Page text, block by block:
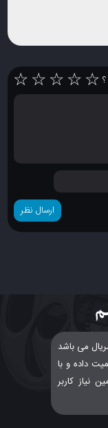
☆
☆
☆
☆
☆
می باشد
داده و با
نیاز کاربر